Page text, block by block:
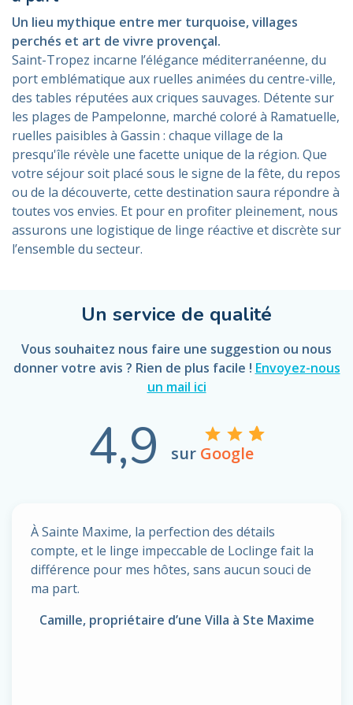
Un lieu mythique entre mer turquoise, villages
perchés et art de vivre provençal.
Saint-Tropez incarne l’élégance méditerranéenne, du
port emblématique aux ruelles animées du centre-ville,
des tables réputées aux criques sauvages. Détente sur
les plages de Pampelonne, marché coloré à Ramatuelle,
ruelles paisibles à Gassin : chaque village de la
presqu'île révèle une facette unique de la région. Que
votre séjour soit placé sous le signe de la fête, du repos
ou de la découverte, cette destination saura répondre à
toutes vos envies. Et pour en profiter pleinement, nous
assurons une logistique de linge réactive et discrète sur
l’ensemble du secteur.
Un service de qualité
Vous souhaitez nous faire une suggestion ou nous
donner votre avis ? Rien de plus facile ! Envoyez-nous
un mail ici
4,9 sur Google
À Sainte Maxime, la perfection des détails
compte, et le linge impeccable de Loclinge fait la
différence pour mes hôtes, sans aucun souci de
ma part.
Camille, propriétaire d’une Villa à Ste Maxime